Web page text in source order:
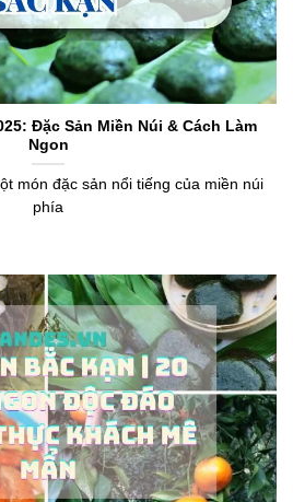
Đặc Sản Miền Núi & Cách Làm
Ngon
món đặc sản nổi tiếng của miền núi
phía